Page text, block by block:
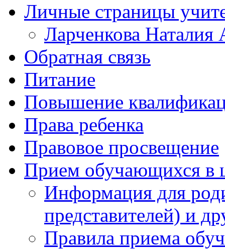
Личные страницы
Ларченкова Наталия
Обратная связь
Питание
Повышение
Права ребенка
Правовое просвещение
Прием обучающихся в
Информация для
представителей) и
Правила приема